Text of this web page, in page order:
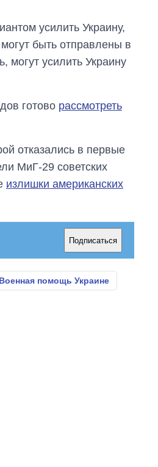
усилить Украину,
быть отправлены в
могут усилить Украину
готово рассмотреть
отказались в первые
МиГ-29 советских
излишки американских
Подписаться
Военная помощь Украине